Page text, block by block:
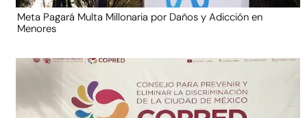
Meta Pagará Multa Millonaria por Daños y Adicción en
Menores